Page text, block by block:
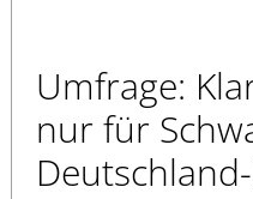
Umfrage:
nur für